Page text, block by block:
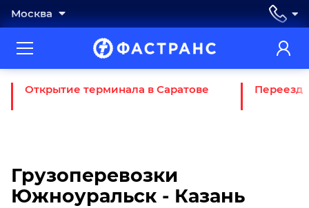
Москва
Открытие терминала в Саратове Переезд
Грузоперевозки
Южноуральск - Казань